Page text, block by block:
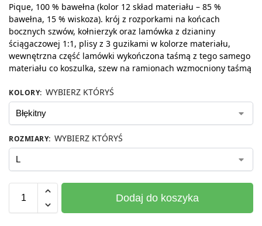
Pique, 100 % bawełna (kolor 12 skład materiału – 85 %
bawełna, 15 % wiskoza). krój z rozporkami na końcach
bocznych szwów, kołnierzyk oraz lamówka z dzianiny
ściągaczowej 1:1, plisy z 3 guzikami w kolorze materiału,
wewnętrzna część lamówki wykończona taśmą z tego samego
materiału co koszulka, szew na ramionach wzmocniony taśmą
KOLORY: WYBIERZ KTÓRYŚ
ROZMIARY: WYBIERZ KTÓRYŚ
Dodaj do koszyka